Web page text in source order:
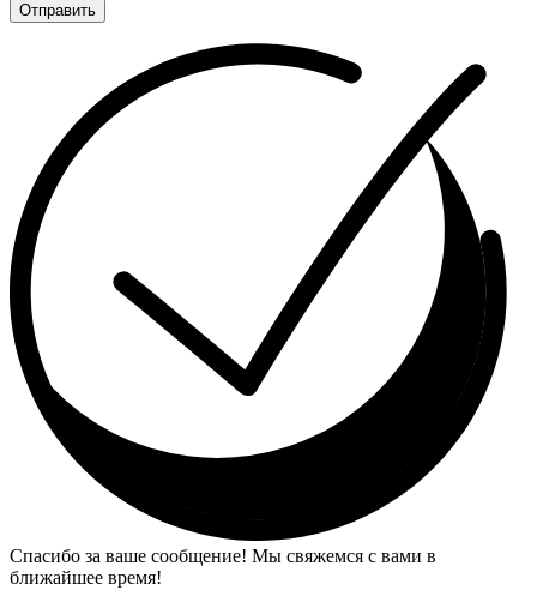
Отправить
Спасибо за ваше сообщение! Мы свяжемся с вами в
ближайшее время!